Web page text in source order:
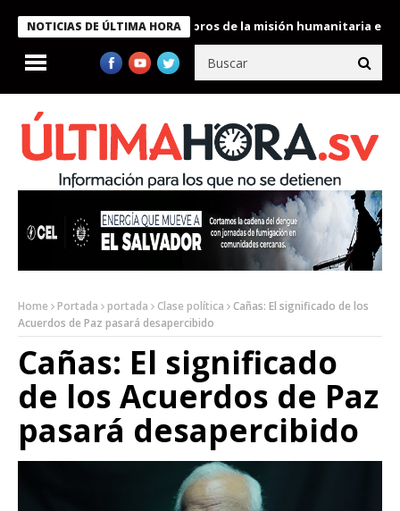
NOTICIAS DE ÚLTIMA HORA
Bukele condecora a miembros de la misión humanitaria enviada
Home Portada portada Clase política
Cañas: El significado de los
Acuerdos de Paz pasará desapercibido
Cañas: El significado
de los Acuerdos de Paz
pasará desapercibido